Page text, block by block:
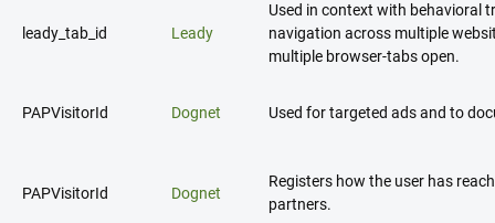
leady_tab_id Leady
Used in context with behavioral
navigation across multiple
multiple browser-tabs open.
PAPVisitorId Dognet Used for targeted ads and to
PAPVisitorId Dognet
Registers how the user has
partners.